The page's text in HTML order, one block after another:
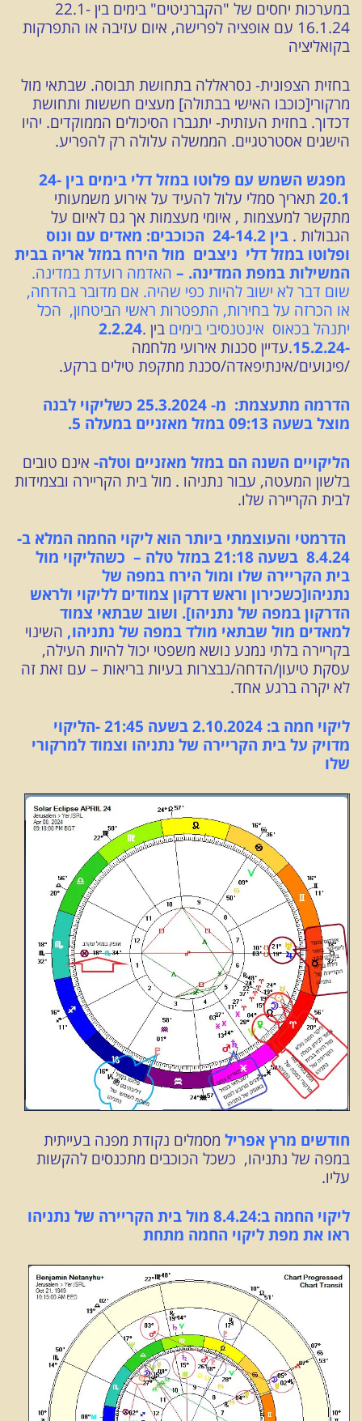
במערכות יחסים של "הקברניטים" בימים בין 22.1-
16.1.24 עם אופציה לפרישה, איום עזיבה או התפרקות
בקואליציה
בחזית הצפונית- נסראללה בתחושת תבוסה. שבתאי מול
מרקורי[כוכבו האישי בבתולה] מעצים חששות ותחושת
דכדוך. בחזית העזתית- יתגברו הסיכולים הממוקדים. יהיו
הישגים אסטרטגיים. הממשלה עלולה רק להפריע.
מפגש השמש עם פלוטו במזל דלי
בימים בין 24-
20.1 תאריך סמלי עלול להעיד על אירוע משמעותי
מתקשר למעצמות , איומי מעצמות אך גם לאיום על
הגבולות .
בין 24-14.2 הכוכבים: מאדים עם ונוס
ופלוטו במזל דלי ניצבים מול הירח במזל אריה בבית
המשילות במפת המדינה. – האדמה רועדת במדינה.
שום דבר לא ישוב להיות כפי שהיה. אם מדובר בהדחה,
או הכרזה על בחירות, התפטרות ראשי הביטחון, הכל
יתנהל בכאוס אינטנסיבי בימים בין .2.2.24
-15.2.24
.עדיין סכנות אירועי מלחמה
/פיגועים/אינתיפאדה/סכנת מתקפת טילים ברקע.
הדרמה מתעצמת: מ- 25.3.2024 כשליקוי לבנה
מוצל בשעה 09:13 במזל מאזניים במעלה 5.
הליקויים השנה הם במזל מאזניים וטלה- אינם טובים
בלשון המעטה, עבור נתניהו . מול בית הקריירה ובצמידות
לבית הקריירה שלו.
הדרמטי והעוצמתי ביותר הוא ליקוי החמה המלא ב-
8.4.24 בשעה 21:18 במזל טלה –
כשהליקוי מול
בית הקריירה שלו ומול הירח במפה של
נתניהו[כשכירון וראש דרקון צמודים לליקוי ולראש
הדרקון במפה של נתניהו]. ושוב שבתאי צמוד
למאדים מול שבתאי מולד במפה של נתניהו, השינוי
בקריירה בלתי נמנע נושא משפטי יכול להיות העילה,
עסקת טיעון/הדחה/נבצרות בעיות בריאות – עם זאת זה
לא יקרה ברגע אחד.
ליקוי חמה ב: 2.10.2024 בשעה 21:45 -הליקוי
מדויק על בית הקריירה של נתניהו וצמוד למרקורי
שלו
חודשים מרץ אפריל מסמלים נקודת מפנה בעייתית
במפה של נתניהו, כשכל הכוכבים מתכנסים להקשות
עליו.
ליקוי החמה ב:8.4.24 מול בית הקריירה של נתניהו
ראו את מפת ליקוי החמה מתחת